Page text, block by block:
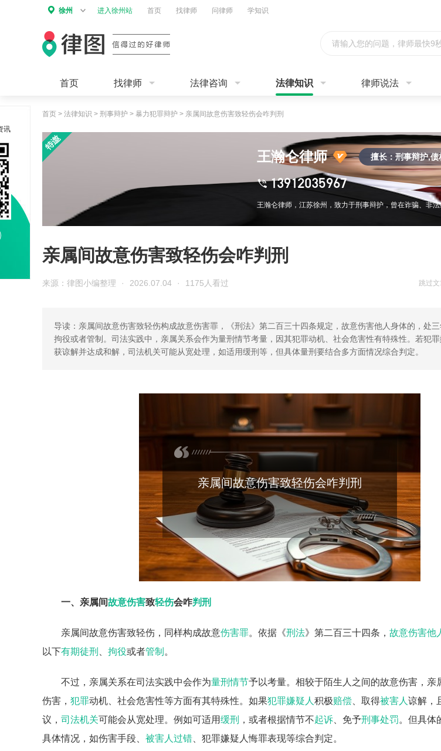
徐州 进入徐州站 首页 找律师 问律师 学知识
请输入您的问题，律师最快9
首页 找律师 法律咨询 法律知识 律师说法
首页 > 法律知识 > 刑事辩护 > 暴力犯罪辩护 > 亲属间故意伤害致轻伤会咋判刑
王瀚仑律师 擅长：刑事辩护,
13912035967
亲属间故意伤害致轻伤会咋判刑
跳过
来源：律图小编整理 · 2026.07.04 · 1175人看过
导读：亲属间故意伤害致轻伤构成故意伤害罪，《刑法》第二百三十四条规定，故意伤害他人身体的，处三
拘役或者管制。司法实践中，亲属关系会作为量刑情节考量，因其犯罪动机、社会危害性有特殊性。若犯罪
获谅解并达成和解，司法机关可能从宽处理，如适用缓刑等，但具体量刑要结合多方面情况综合判定。
亲属间故意伤害致轻伤会咋判刑
一、亲属间故意伤害致轻伤会咋判刑
亲属间故意伤害致轻伤，同样构成故意伤害罪。依据《刑法》第二百三十四条， 故意伤害他
以下有期徒刑 拘役或者管制 。
不过，亲属关系在司法实践中会作为量刑情节予以考量。相较于陌生人之间的故意伤害，亲
伤害， 犯罪动机、社会危害性等方面有其特殊性。如果犯罪嫌疑人 积极赔偿 、取得被害人 谅解，
议， 司法机关可能会从宽处理。例如可适用缓刑 ，或者根据情节不起诉 、免予刑事处罚。但具体
具体情况，如伤害手段、 被害人过错 、犯罪嫌疑人悔罪表现等综合判定。
讯